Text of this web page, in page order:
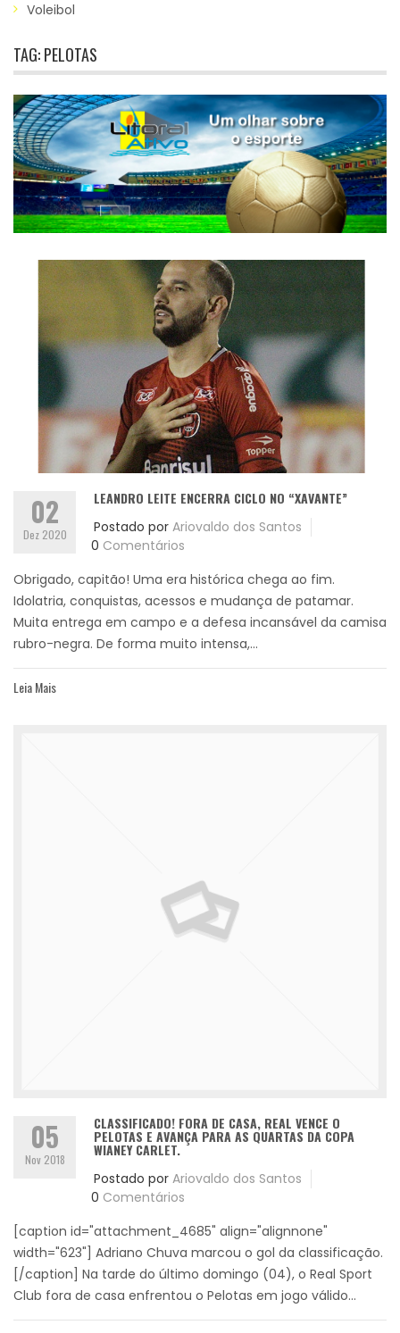
Voleibol
TAG:PELOTAS
02
Dez 2020
LEANDRO LEITE ENCERRA CICLO NO “XAVANTE”
Postado por Ariovaldo dos Santos
0 Comentários
Obrigado, capitão! Uma era histórica chega ao fim.
Idolatria, conquistas, acessos e mudança de patamar.
Muita entrega em campo e a defesa incansável da camisa
rubro-negra. De forma muito intensa,...
Leia Mais
05
Nov 2018
CLASSIFICADO! FORA DE CASA, REAL VENCE O
PELOTAS E AVANÇA PARA AS QUARTAS DA COPA
WIANEY CARLET.
Postado por Ariovaldo dos Santos
0 Comentários
[caption id="attachment_4685" align="alignnone"
width="623"] Adriano Chuva marcou o gol da classificação.
[/caption] Na tarde do último domingo (04), o Real Sport
Club fora de casa enfrentou o Pelotas em jogo válido...